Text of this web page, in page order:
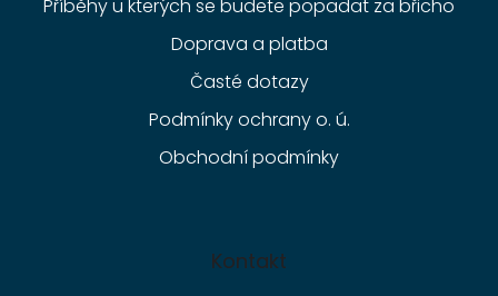
Příběhy u kterých se budete popadat za břicho
Doprava a platba
Časté dotazy
Podmínky ochrany o. ú.
Obchodní podmínky
Kontakt